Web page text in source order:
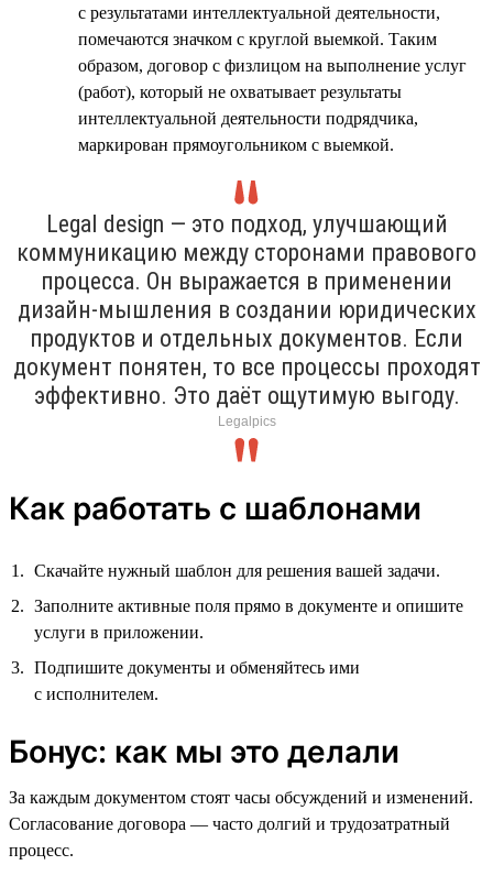
с результатами интеллектуальной деятельности,
помечаются значком с круглой выемкой. Таким
образом, договор с физлицом на выполнение услуг
(работ), который не охватывает результаты
интеллектуальной деятельности подрядчика,
маркирован прямоугольником с выемкой.
Legal design — это подход, улучшающий
коммуникацию между сторонами правового
процесса. Он выражается в применении
дизайн-мышления в создании юридических
продуктов и отдельных документов. Если
документ понятен, то все процессы проходят
эффективно. Это даёт ощутимую выгоду.
Legalpics
Как работать с шаблонами
Скачайте нужный шаблон для решения вашей задачи.
Заполните активные поля прямо в документе и опишите
услуги в приложении.
Подпишите документы и обменяйтесь ими
с исполнителем.
Бонус: как мы это делали
За каждым документом стоят часы обсуждений и изменений.
Согласование договора — часто долгий и трудозатратный
процесс.